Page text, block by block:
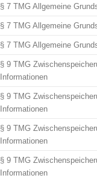
§ 7 TMG Allgemeine
§ 7 TMG Allgemeine
§ 7 TMG Allgemeine
§ 9 TMG
Informationen
§ 9 TMG
Informationen
§ 9 TMG
Informationen
§ 9 TMG
Informationen